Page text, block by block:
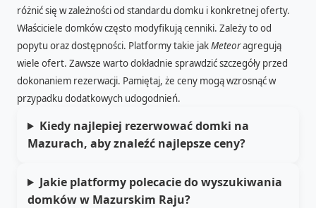
różnić się w zależności od standardu domku i konkretnej oferty.
Właściciele domków często modyfikują cenniki. Zależy to od
popytu oraz dostępności. Platformy takie jakMeteoragregują
wiele ofert. Zawsze warto dokładnie sprawdzić szczegóły przed
dokonaniem rezerwacji. Pamiętaj, że ceny mogą wzrosnąć w
przypadku dodatkowych udogodnień.
Kiedy najlepiej rezerwować domki na
Mazurach, aby znaleźć najlepsze ceny?
Jakie platformy polecacie do wyszukiwania
domków w Mazurskim Raju?